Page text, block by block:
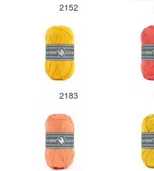
2152
2183